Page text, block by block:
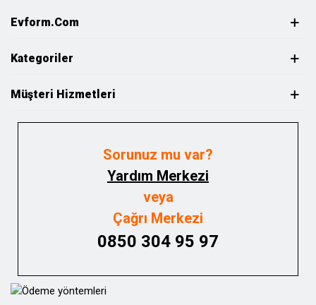
Evform.com
Kategoriler
Müşteri Hizmetleri
Sorunuz mu var?
Yardım Merkezi
veya
Çağrı Merkezi
0850 304 95 97